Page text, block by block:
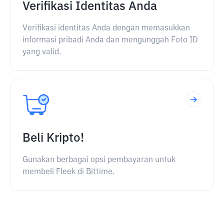
Verifikasi Identitas Anda
Verifikasi identitas Anda dengan memasukkan
informasi pribadi Anda dan mengunggah Foto ID
yang valid.
Beli Kripto!
Gunakan berbagai opsi pembayaran untuk
membeli Fleek di Bittime.